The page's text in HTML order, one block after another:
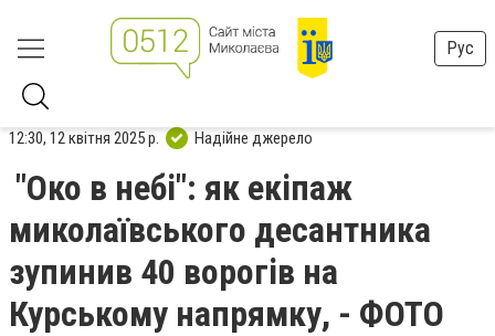
Рус
12:30, 12 квітня 2025 р. Надійне джерело
"Око в небі": як екіпаж
миколаївського десантника
зупинив 40 ворогів на
Курському напрямку, - ФОТО